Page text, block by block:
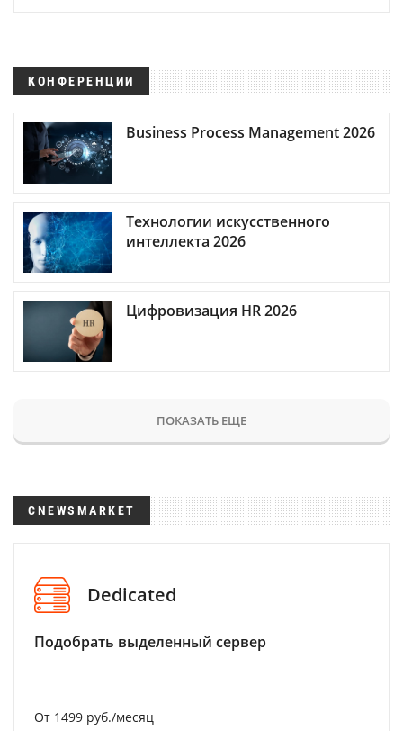
КОНФЕРЕНЦИИ
Business Process Management 2026
Технологии искусственного
интеллекта 2026
Цифровизация HR 2026
ПОКАЗАТЬ ЕЩЕ
CNEWSMARKET
Dedicated
Подобрать выделенный сервер
От 1499 руб./месяц